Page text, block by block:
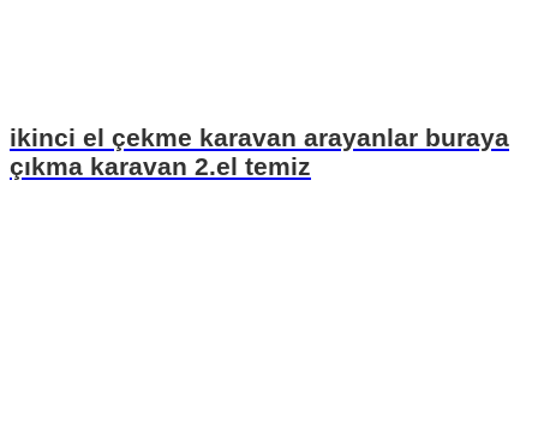
ikinci el çekme karavan arayanlar buraya
çıkma karavan 2.el temiz